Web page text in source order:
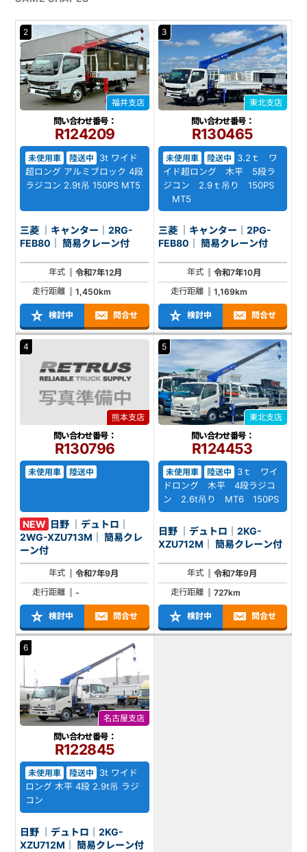
2
福井支店
問い合わせ番号：
R124209
未使用車 陸送中
3t ワイド
超ロング アルミブロック 4段
ラジコン 2.9t吊 150PS MT5
三菱 ｜キャンター｜2RG-
FEB80｜ 簡易クレーン付
年式
令和7年12月
走行距離
1,450km
検討中 問合せ
3
東北支店
問い合わせ番号：
R130465
未使用車 陸送中
3.2ｔ ワ
イド超ロング 木平 5段ラ
ジコン 2.9ｔ吊り 150PS
MT5
三菱 ｜キャンター｜2PG-
FEB80｜ 簡易クレーン付
年式
令和7年10月
走行距離
1,169km
検討中 問合せ
4
熊本支店
問い合わせ番号：
R130796
未使用車 陸送中
NEW 日野 ｜デュトロ｜
2WG-XZU713M｜ 簡易クレ
ーン付
年式
令和7年9月
走行距離
-
検討中 問合せ
5
東北支店
問い合わせ番号：
R124453
未使用車 陸送中
3ｔ ワイ
ドロング 木平 4段ラジコ
ン 2.6t吊り MT6 150PS
日野 ｜デュトロ｜2KG-
XZU712M｜ 簡易クレーン付
年式
令和7年9月
走行距離
727km
検討中 問合せ
6
名古屋支店
問い合わせ番号：
R122845
未使用車 陸送中
3t ワイド
ロング 木平 4段 2.9t吊 ラジ
コン
日野 ｜デュトロ｜2KG-
XZU712M｜ 簡易クレーン付